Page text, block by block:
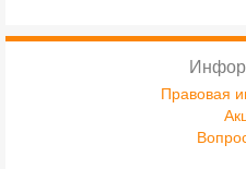
Правовая